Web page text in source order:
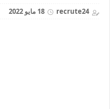
recrute24 18 مايو 2022